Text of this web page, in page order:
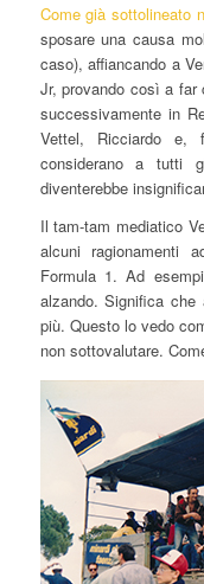
Come già sottolineato
sposare una causa
caso), affiancando a
Jr, provando così a far
successivamente in
Vettel, Ricciardo e,
considerano a tutti
diventerebbe
Il tam-tam mediatico
alcuni ragionamenti
Formula 1. Ad
alzando. Significa
più. Questo lo vedo
non sottovalutare.